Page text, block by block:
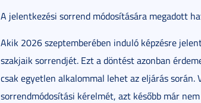
A jelentkezési sorrend módosítására megadott
Akik 2026 szeptemberében induló képzésre
szakjaik sorrendjét. Ezt a döntést azonban
csak egyetlen alkalommal lehet az eljárás során.
sorrendmódosítási kérelmét, azt később már